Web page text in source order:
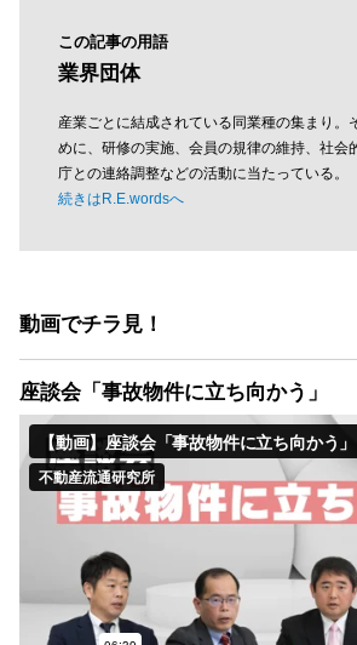
この記事の用語
業界団体
産業ごとに結成されている同業種の集まり。
めに、研修の実施、会員の規律の維持、社会
庁との連絡調整などの活動に当たっている。
続きはR.E.wordsへ
動画でチラ見！
座談会「事故物件に立ち向かう」